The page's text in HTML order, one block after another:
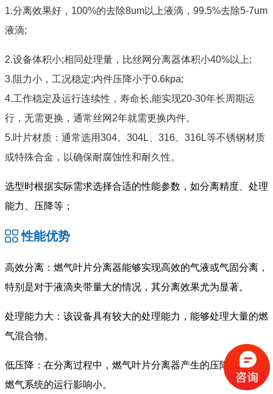
1.分离效果好，100%的去除8um以上液滴，99.5%去除5-7um
液滴;
2.设备体积小;相同处理量，比丝网分离器体积小40%以上;
3.阻力小，工况稳定;内件压降小于0.6kpa;
4.工作稳定及运行连续性，寿命长,能实现20-30年长周期运
行，无需更换，通常丝网2年就需更换内件。
5.叶片材质：通常选用304、304L、316、316L等不锈钢材质
或特殊合金，以确保耐腐蚀性和耐久性。
选型时根据实际需求选择合适的性能参数，如分离精度、处理
能力、压降等；
性能优势
高效分离：燃气叶片分离器能够实现高效的气液或气固分离，
特别是对于液滴夹带量大的情况，其分离效果尤为显著。
处理能力大：该设备具有较大的处理能力，能够处理大量的燃
气混合物。
低压降：在分离过程中，燃气叶片分离器产生的压降较小，对
燃气系统的运行影响小。